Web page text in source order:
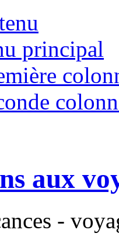
principal
aux
-